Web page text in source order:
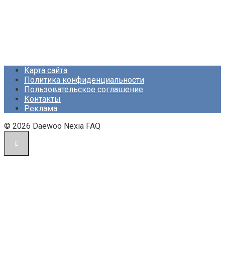
Карта сайта
Политика конфиденциальности
Пользовательское соглашение
Контакты
Реклама
© 2026 Daewoo Nexia FAQ